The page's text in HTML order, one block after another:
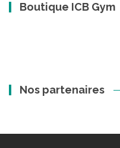
Boutique ICB Gym
Nos partenaires